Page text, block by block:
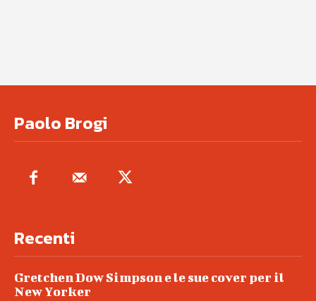
Paolo Brogi
Recenti
Gretchen Dow Simpson e le sue cover per il
New Yorker